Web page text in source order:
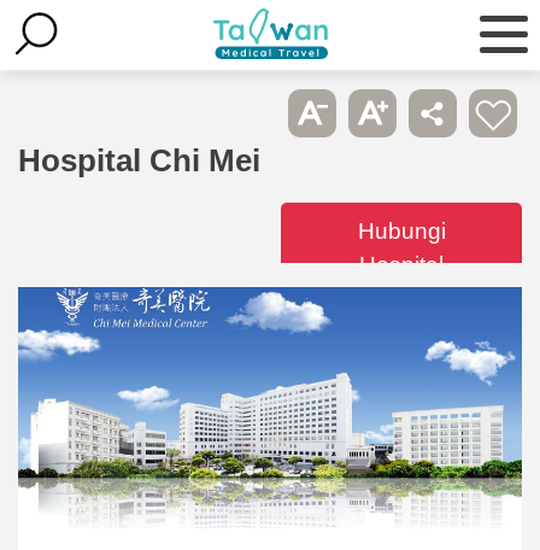
Hospital Chi Mei
Hubungi
Hospital